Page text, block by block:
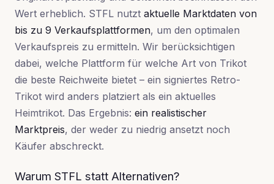
Wert erheblich. STFL nutzt aktuelle Marktdaten von
bis zu 9 Verkaufsplattformen, um den optimalen
Verkaufspreis zu ermitteln. Wir berücksichtigen
dabei, welche Plattform für welche Art von Trikot
die beste Reichweite bietet – ein signiertes Retro-
Trikot wird anders platziert als ein aktuelles
Heimtrikot. Das Ergebnis: ein realistischer
Marktpreis, der weder zu niedrig ansetzt noch
Käufer abschreckt.
Warum STFL statt Alternativen?